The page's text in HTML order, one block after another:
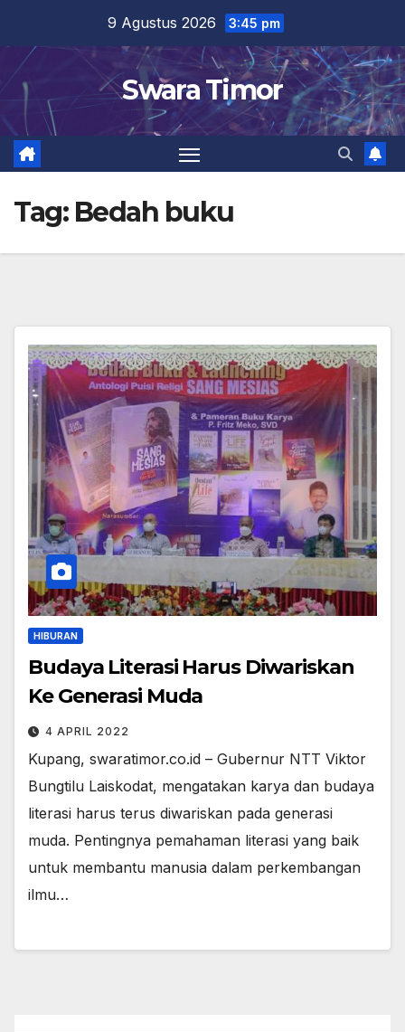
content
9 Agustus 2026 3:45 pm
Swara Timor
Tag: Bedah buku
HIBURAN
Budaya Literasi Harus Diwariskan
Ke Generasi Muda
4 APRIL 2022
Kupang, swaratimor.co.id – Gubernur NTT Viktor
Bungtilu Laiskodat, mengatakan karya dan budaya
literasi harus terus diwariskan pada generasi
muda. Pentingnya pemahaman literasi yang baik
untuk membantu manusia dalam perkembangan
ilmu…